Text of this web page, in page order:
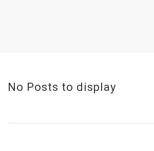
No Posts to display